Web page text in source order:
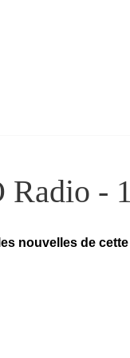
Radio -
nouvelles de